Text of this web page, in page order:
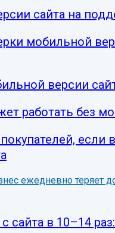
сайта на
мобильной
версии
работать без
ежедневно теряет
сайта в 10–14